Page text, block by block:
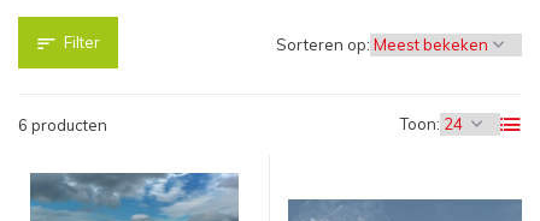
Filter
6 producten Toon:
Sorteren op: